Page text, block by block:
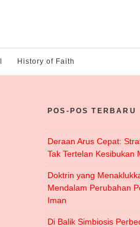
History of Faith
POS-POS TERBARU
Deraan Arus Cepat:
Tak Tertelan Kesibukan
Doktrin yang
Mendalam Perubahan
Iman
Di Balik Simbiosis